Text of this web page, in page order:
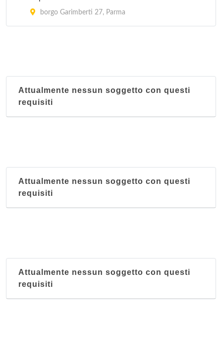
borgo Garimberti 27, Parma
Attualmente nessun soggetto con questi
requisiti
Attualmente nessun soggetto con questi
requisiti
Attualmente nessun soggetto con questi
requisiti